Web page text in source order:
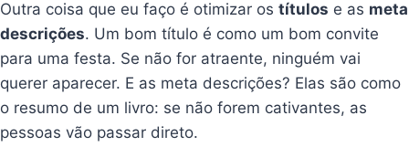
Outra coisa que eu faço é otimizar ostítulos e as meta
descrições. Um bom título é como um bom convite
para uma festa. Se não for atraente, ninguém vai
querer aparecer. E as meta descrições? Elas são como
o resumo de um livro: se não forem cativantes, as
pessoas vão passar direto.